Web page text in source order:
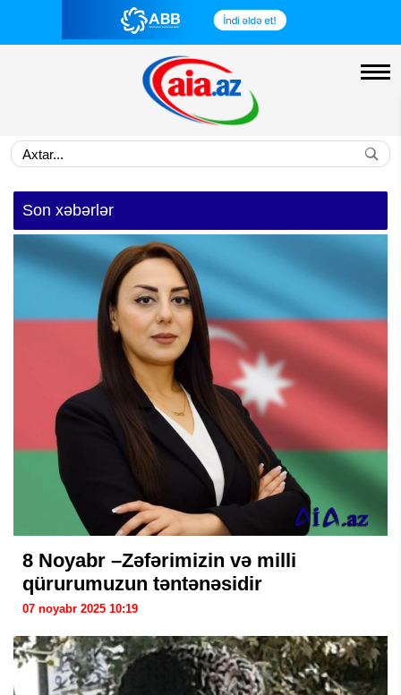
Son xəbərlər
8 Noyabr –Zəfərimizin və milli
qürurumuzun təntənəsidir
07 noyabr 2025 10:19